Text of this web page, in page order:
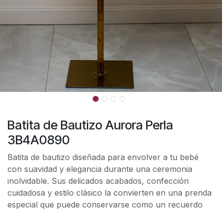
Batita de Bautizo Aurora Perla
3B4A0890
Batita de bautizo diseñada para envolver a tu bebé
con suavidad y elegancia durante una ceremonia
inolvidable. Sus delicados acabados, confección
cuidadosa y estilo clásico la convierten en una prenda
especial que puede conservarse como un recuerdo